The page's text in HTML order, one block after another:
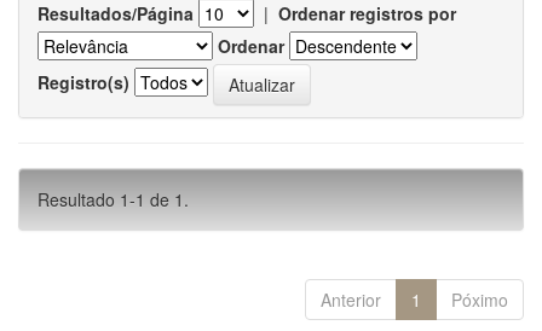
Resultados/Página | Ordenar registros por
Ordenar
Registro(s)
Resultado 1-1 de 1.
Anterior 1 Póximo